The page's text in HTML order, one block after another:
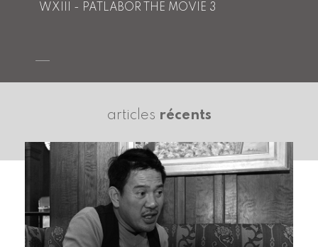
WXIII - PATLABOR THE MOVIE 3
articles récents